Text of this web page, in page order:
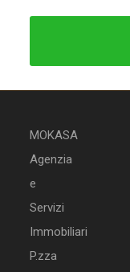
MOKASA
Agenzia
e
Servizi
Immobiliari
P.zza